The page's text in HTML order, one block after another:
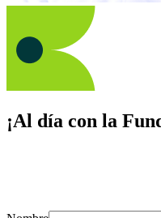
¡Al día con la